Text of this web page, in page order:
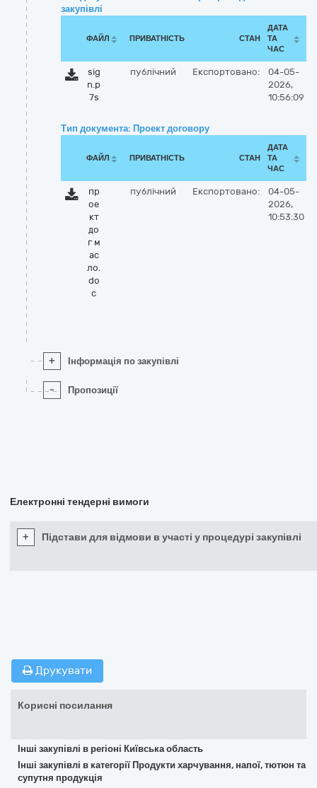
закупівлі
ФАЙЛ ПРИВАТНІСТЬ СТАН
ДАТА
ТА
ЧАС
sig
n.p
7s
публічний Експортовано:
04-05-
2026,
10:56:09
Тип документа: Проект договору
ФАЙЛ ПРИВАТНІСТЬ СТАН
ДАТА
ТА
ЧАС
пр
ое
кт
до
г м
ас
ло.
do
c
публічний Експортовано:
04-05-
2026,
10:53:30
+ Інформація по закупівлі
- Пропозиції
Електронні тендерні вимоги
+ Підстави для відмови в участі у процедурі закупівлі
Друкувати
Корисні посилання
Інші закупівлі в регіоні Київська область
Інші закупівлі в категорії Продукти харчування, напої, тютюн та
супутня продукція